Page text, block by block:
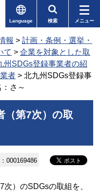
Language 検索 メニュー
報 > 計画・条例・選挙・
て > 企業を対象とした取
州SDGs登録事業者の紹
者 > 北九州SDGs登録事
さ～
（第7次）の取
000169486
）のSDGsの取組を、